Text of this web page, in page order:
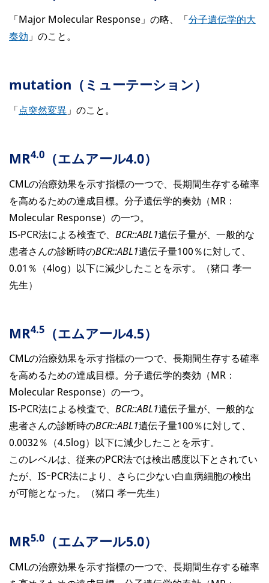
「Major Molecular Response」の略、「分子遺伝学的大
奏効 」のこと。
mutation（ミューテーション）
「点突然変異 」のこと。
MR4.0 （エムアール4.0）
CMLの治療効果を示す指標の一つで、長期間生存する確率
を高めるための達成目標。分子遺伝学的奏効（MR：
Molecular Response）の一つ。
IS-PCR法による検査で、 BCR::ABL1遺伝子量が、一般的な
患者さんの診断時のBCR::ABL1遺伝子量100％に対して、
0.01％（4log）以下に減少したことを示す。（猪口 孝一
先生）
MR4.5 （エムアール4.5）
CMLの治療効果を示す指標の一つで、長期間生存する確率
を高めるための達成目標。分子遺伝学的奏効（MR：
Molecular Response）の一つ。
IS-PCR法による検査で、 BCR::ABL1遺伝子量が、一般的な
患者さんの診断時のBCR::ABL1遺伝子量100％に対して、
0.0032％（4.5log）以下に減少したことを示す。
このレベルは、従来のPCR法では検出感度以下とされてい
たが、ISｰPCR法により、さらに少ない白血病細胞の検出
が可能となった。（猪口 孝一先生）
MR5.0 （エムアール5.0）
CMLの治療効果を示す指標の一つで、長期間生存する確率